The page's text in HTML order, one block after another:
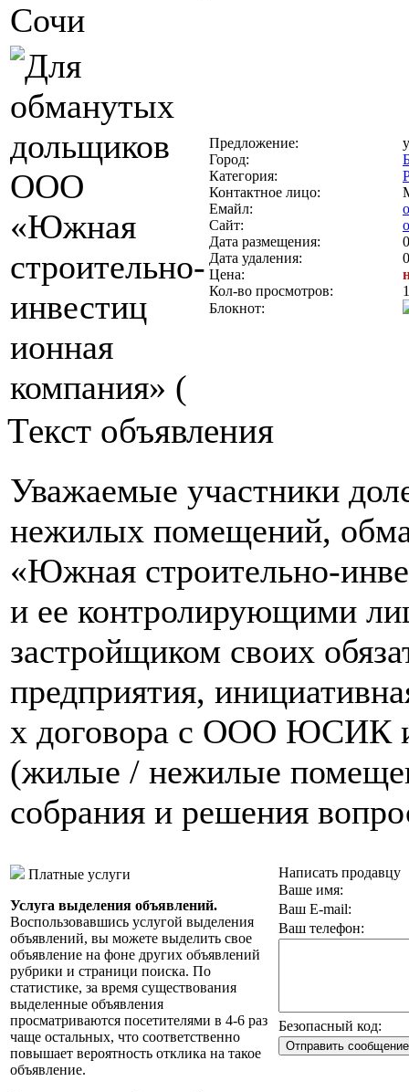
Сочи
Предложение:
Город:
Категория:
Контактное лицо:
Емайл:
Сайт:
Дата размещения:
Дата удаления:
Цена:
Кол-во просмотров:
Блокнот:
Текст объявления
Уважаемые участники
нежилых помещений,
«Южная строительно-
и ее контролирующими
застройщиком своих
предприятия,
х договора с ООО ЮСИК
(жилые / нежилые
собрания и решения
Платные услуги
Услуга выделения объявлений.
Воспользовавшись услугой выделения
объявлений, вы можете выделить свое
объявление на фоне других объявлений
рубрики и страници поиска. По
статистике, за время существования
выделенные объявления
просматриваются посетителями в 4-6 раз
чаще остальных, что соответственно
повышает вероятность отклика на такое
объявление.
Написать продавцу
Ваше имя:
Ваш E-mail:
Ваш телефон:
Безопасный код: